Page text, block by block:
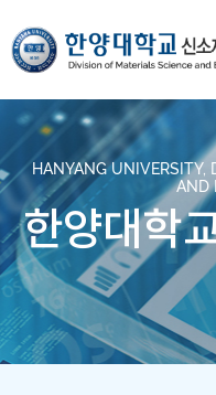
HANYANG UNIVERSITY,
AND
한양대학